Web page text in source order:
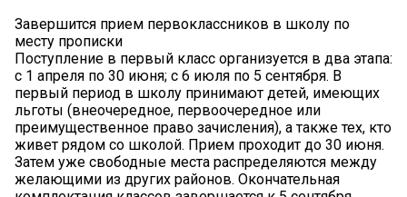
Завершится прием первоклассников в школу по
месту прописки
Поступление в первый класс организуется в два этапа:
с 1 апреля по 30 июня; с 6 июля по 5 сентября. В
первый период в школу принимают детей, имеющих
льготы (внеочередное, первоочередное или
преимущественное право зачисления), а также тех, кто
живет рядом со школой. Прием проходит до 30 июня.
Затем уже свободные места распределяются между
желающими из других районов. Окончательная